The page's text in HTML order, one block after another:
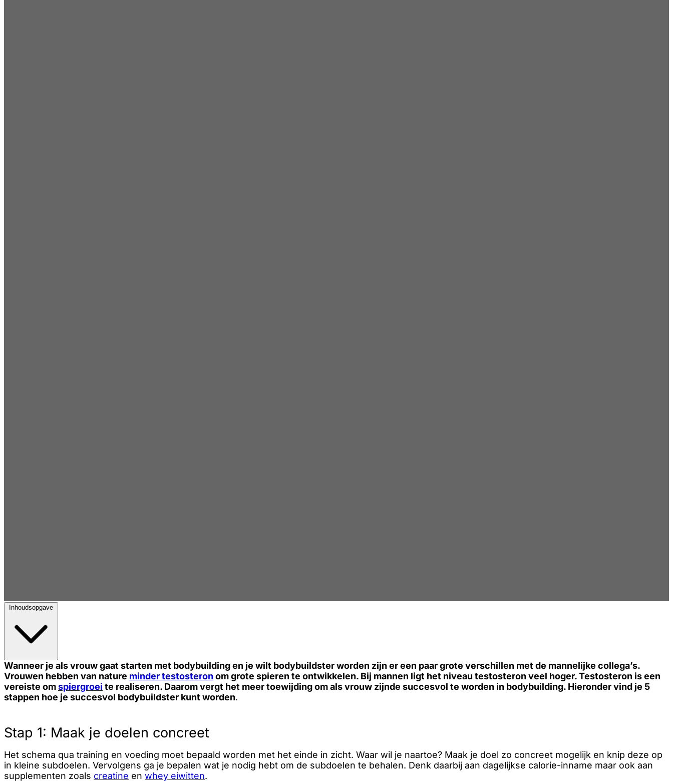
Inhoudsopgave
Wanneer je als vrouw gaat starten met bodybuilding en je wilt bodybuildster worden zijn er een paar grote verschillen met de mannelijke collega’s.
Vrouwen hebben van nature minder testosteron om grote spieren te ontwikkelen. Bij mannen ligt het niveau testosteron veel hoger. Testosteron is een
vereiste omspiergroei te realiseren. Daarom vergt het meer toewijding om als vrouw zijnde succesvol te worden in bodybuilding. Hieronder vind je 5
stappen hoe je succesvol bodybuildster kunt worden.
Stap 1: Maak je doelen concreet
Het schema qua training en voeding moet bepaald worden met het einde in zicht. Waar wil je naartoe? Maak je doel zo concreet mogelijk en knip deze op
in kleine subdoelen. Vervolgens ga je bepalen wat je nodig hebt om de subdoelen te behalen. Denk daarbij aan dagelijkse calorie-inname maar ook aan
supplementen zoals creatine en whey eiwitten.